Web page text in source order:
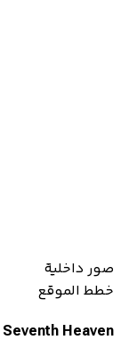
صور داخلية
خطط الموقع
Seventh Heaven